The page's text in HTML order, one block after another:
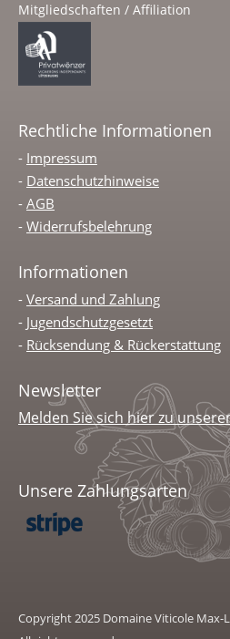
Mitgliedschaften / Affiliation
Rechtliche Informationen
- Impressum
- Datenschutzhinweise
- AGB
- Widerrufsbelehrung
Informationen
- Versand und Zahlung
- Jugendschutzgesetzt
- Rücksendung & Rückerstattung
Newsletter
Melden Sie sich hier zu
Unsere Zahlungsarten
Copyright 2025 Domaine Viticole Max-